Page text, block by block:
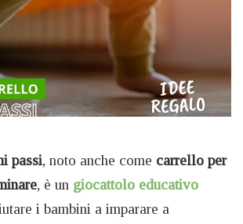
passi, noto anche come carrello per
, è un giocattolo educativo
i bambini a imparare a